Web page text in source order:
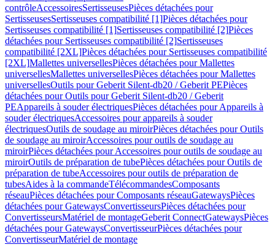
contrôleAccessoiresSertisseusesPièces détachées pour
SertisseusesSertisseuses compatibilité [1]Pièces détachées pour
Sertisseuses compatibilité [1]Sertisseuses compatibilité [2]Pièces
détachées pour Sertisseuses compatibilité [2]Sertisseuses
compatibilité [2XL]Pièces détachées pour Sertisseuses compatibilité
[2XL]Mallettes universellesPièces détachées pour Mallettes
universellesMallettes universellesPièces détachées pour Mallettes
universellesOutils pour Geberit Silent-db20 / Geberit PEPièces
détachées pour Outils pour Geberit Silent-db20 / Geberit
PEAppareils à souder électriquesPièces détachées pour Appareils à
souder électriquesAccessoires pour appareils à souder
électriquesOutils de soudage au miroirPièces détachées pour Outils
de soudage au miroirAccessoires pour outils de soudage au
miroirPièces détachées pour Accessoires pour outils de soudage au
miroirOutils de préparation de tubePièces détachées pour Outils de
préparation de tubeAccessoires pour outils de préparation de
tubesAides à la commandeTélécommandesComposants
réseauPièces détachées pour Composants réseauGatewaysPièces
détachées pour GatewaysConvertisseursPièces détachées pour
ConvertisseursMatériel de montageGeberit ConnectGatewaysPièces
détachées pour GatewaysConvertisseurPièces détachées pour
ConvertisseurMatériel de montage